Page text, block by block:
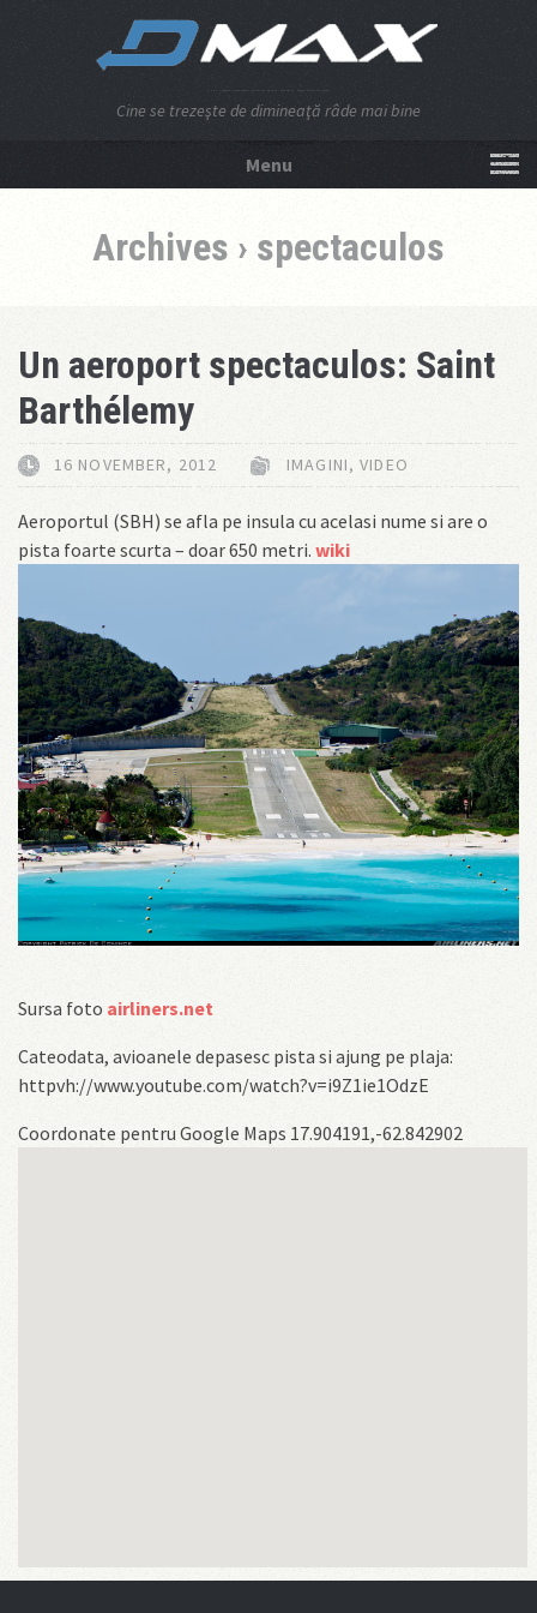
Cine se trezeşte de dimineaţă râde mai bine
Menu
Archives › spectaculos
Un aeroport spectaculos: Saint
Barthélemy
16 NOVEMBER, 2012 IMAGINI,VIDEO
Aeroportul (SBH) se afla pe insula cu acelasi nume si are o
pista foarte scurta – doar 650 metri. wiki
Sursa foto airliners.net
Cateodata, avioanele depasesc pista si ajung pe plaja:
httpvh://www.youtube.com/watch?v=i9Z1ie1OdzE
Coordonate pentru Google Maps 17.904191,-62.842902